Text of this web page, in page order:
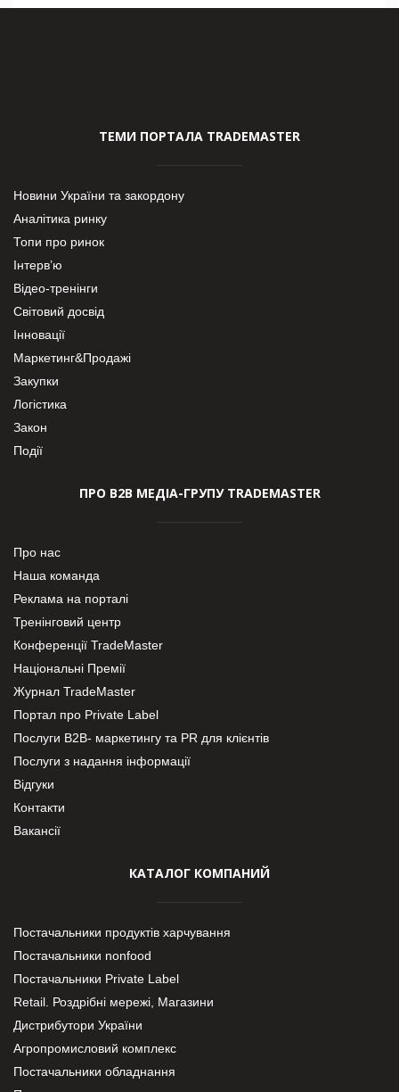
ТЕМИ ПОРТАЛА TRADEMASTER
Новини України та закордону
Аналітика ринку
Топи про ринок
Інтерв’ю
Відео-тренінги
Світовий досвід
Інновації
Маркетинг&Продажі
Закупки
Логістика
Закон
Події
ПРО В2В МЕДІА-ГРУПУ TRADEMASTER
Про нас
Наша команда
Реклама на порталі
Тренінговий центр
Конференції TradeMaster
Національні Премії
Журнал TradeMaster
Портал про Private Label
Послуги В2В- маркетингу та PR для клієнтів
Послуги з надання інформації
Відгуки
Контакти
Вакансії
КАТАЛОГ КОМПАНИЙ
Постачальники продуктів харчування
Постачальники nonfood
Постачальники Private Label
Retail. Роздрібні мережі, Магазини
Дистрибутори України
Агропромисловий комплекс
Постачальники обладнання